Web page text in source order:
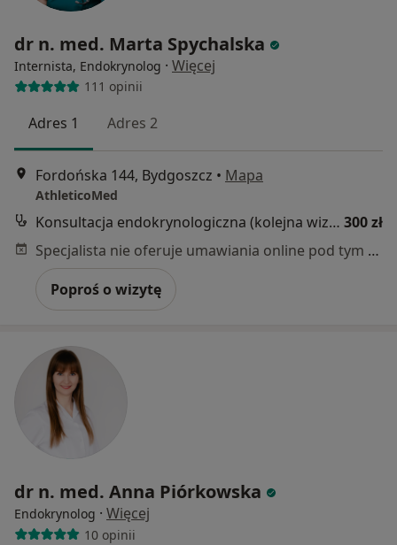
dr n. med. Marta Spychalska
Internista, Endokrynolog · Więcej
111 opinii
Adres 1 Adres 2
Fordońska 144, Bydgoszcz • Mapa
AthleticoMed
Konsultacja endokrynologiczna (kolejna wizyta) 300 zł
Specjalista nie oferuje umawiania online pod tym adresem.
Poproś o wizytę
dr n. med. Anna Piórkowska
Endokrynolog · Więcej
10 opinii